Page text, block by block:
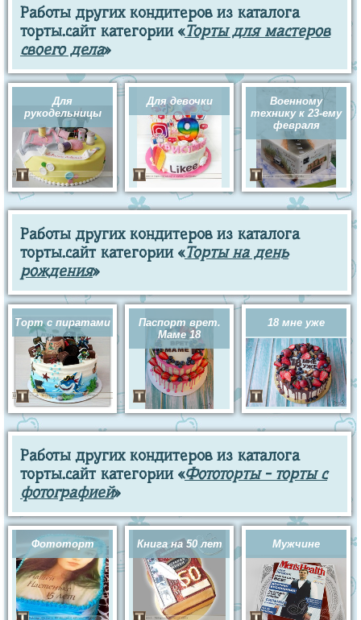
Работы других кондитеров из каталога
торты.сайт категории «Торты для мастеров
своего дела»
Для
рукодельницы
Для девочки
Военному
технику к 23-ему
февраля
Работы других кондитеров из каталога
торты.сайт категории «Торты на день
рождения»
Торт с пиратами
Паспорт врет.
Маме 18
18 мне уже
Работы других кондитеров из каталога
торты.сайт категории «Фототорты - торты с
фотографией»
Фототорт Книга на 50 лет Мужчине